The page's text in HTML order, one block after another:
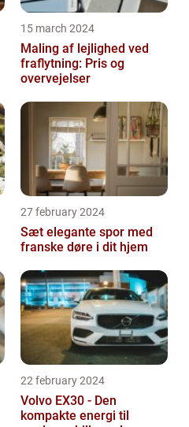
15 march 2024
Maling af lejlighed ved
fraflytning: Pris og
overvejelser
27 february 2024
Sæt elegante spor med
franske døre i dit hjem
22 february 2024
Volvo EX30 - Den
kompakte energi til